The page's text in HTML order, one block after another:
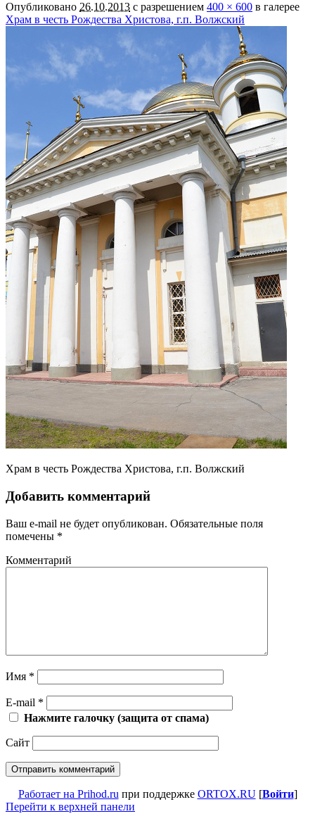
Опубликовано 26.10.2013 с разрешением 400 × 600 в галерее
Храм в честь Рождества Христова, г.п. Волжский
Храм в честь Рождества Христова, г.п. Волжский
Добавить комментарий
Ваш e-mail не будет опубликован. Обязательные поля
помечены *
Комментарий
Имя *
E-mail *
Нажмите галочку (защита от спама)
Сайт
Работает на Prihod.ru при поддержке ORTOX.RU[Войти]
Перейти к верхней панели